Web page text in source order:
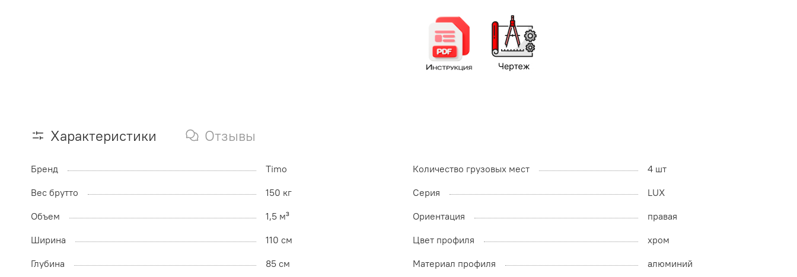
Характеристики Отзывы
Бренд Timo Количество грузовых мест
4 шт
Вес брутто
150 кг Серия
LUX
Объем
1,5 м³ Ориентация
правая
Ширина
110 см Цвет профиля
хром
Глубина
85 см Материал профиля алюминий